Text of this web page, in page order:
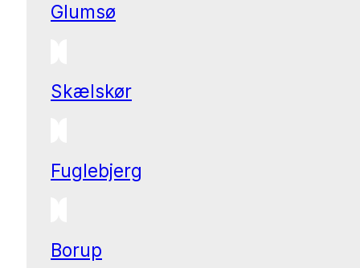
Glumsø
Skælskør
Fuglebjerg
Borup